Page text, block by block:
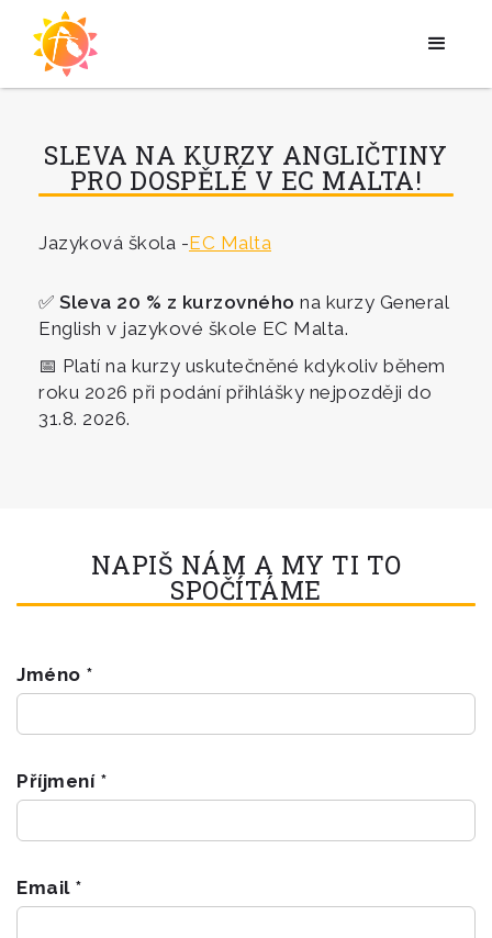
SLEVA NA KURZY ANGLIČTINY
PRO DOSPĚLÉ V EC MALTA!
Jazyková škola -EC Malta
✅ Sleva 20 % z kurzovného na kurzy General
English v jazykové škole EC Malta.
📅 Platí na kurzy uskutečněné kdykoliv během
roku 2026 při podání přihlášky nejpozději do
31.8. 2026.
NAPIŠ NÁM A MY TI TO
SPOČÍTÁME
Jméno *
Příjmení *
Email *